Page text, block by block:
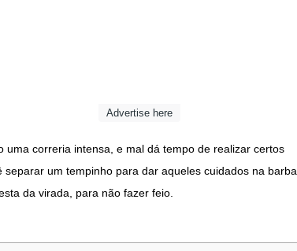
Advertise here
uma correria intensa, e mal dá tempo de realizar certos
um tempinho para dar aqueles cuidados na barba.
da virada, para não fazer feio.